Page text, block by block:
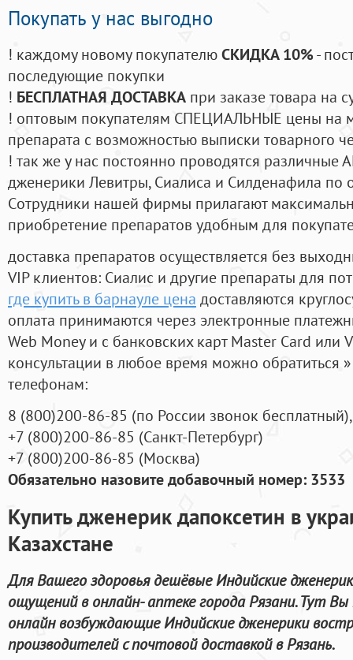
Покупать у нас выгодно
! каждому новому покупателюСКИДКА 10%-
последующие покупки
! БЕСПЛАТНАЯ ДОСТАВКА при заказе товара на
! оптовым покупателям СПЕЦИАЛЬНЫЕ цены на
препарата с возможностью выписки товарного
! так же у нас постоянно проводятся
дженерики Левитры, Сиалиса и Силденафила по
Cотрудники нашей фирмы прилагают
приобретение препаратов удобным для
доставка препаратов осуществляется без
VIP клиентов: Сиалис и другие препараты для
где купить в барнауле цена доставляются
оплата принимаются через электронные
Web Money и с банковских карт Master Card или
консультации в любое время можно обратиться
телефонам:
8 (800)200-86-85 (по России звонок бесплатный),
+7 (800)200-86-85 (Санкт-Петербург)
+7 (800)200-86-85 (Москва)
Обязательно назовите добавочный номер: 3533
Купить дженерик дапоксетин в
Казахстане
Для Вашего здоровья дешёвые Индийские
ощущений в онлайн- аптеке города Рязани. Тут
онлайн возбуждающие Индийские дженерики
производителей с почтовой доставкой в Рязань.